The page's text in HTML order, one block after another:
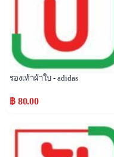
รองเท้าผ้าใบ - adidas
฿ 80.00
Popular